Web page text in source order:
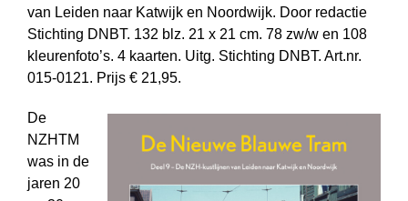
van Leiden naar Katwijk en Noordwijk. Door redactie
Stichting DNBT. 132 blz. 21 x 21 cm. 78 zw/w en 108
kleurenfoto’s. 4 kaarten. Uitg. Stichting DNBT. Art.nr.
015-0121. Prijs € 21,95.
De
NZHTM
was in de
jaren 20